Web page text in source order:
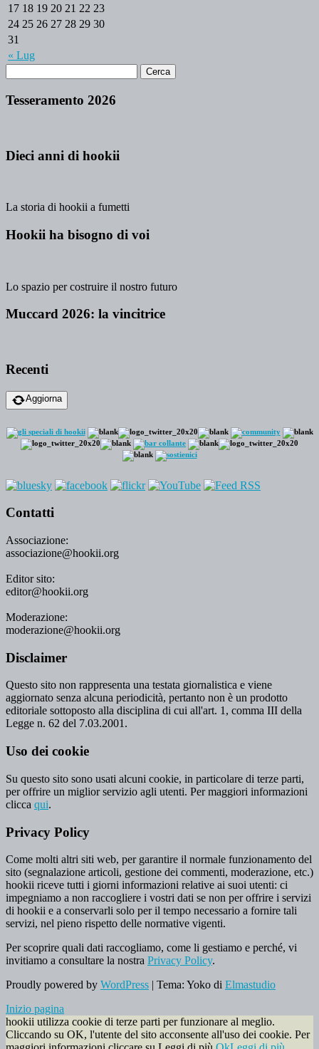
« Lug
17 18 19 20 21 22 23
24 25 26 27 28 29 30
31
Tesseramento 2026
Dieci anni di hookii
La storia di hookii a fumetti
Hookii ha bisogno di voi
Lo spazio per costruire il nostro futuro
Muccard 2026: la vincitrice
Recenti
Aggiorna
Contatti
Associazione:
associazione@hookii.org
Editor sito:
editor@hookii.org
Moderazione:
moderazione@hookii.org
Disclaimer
Questo sito non rappresenta una testata giornalistica e viene
aggiornato senza alcuna periodicità, pertanto non è un prodotto
editoriale sottoposto alla disciplina di cui all'art. 1, comma III della
Legge n. 62 del 7.03.2001.
Uso dei cookie
Su questo sito sono usati alcuni cookie, in particolare di terze parti,
per offrire un miglior servizio agli utenti. Per maggiori informazioni
clicca qui.
Privacy Policy
Come molti altri siti web, per garantire il normale funzionamento del
sito (segnalazione articoli, gestione dei commenti, moderazione, etc.)
hookii riceve tutti i giorni informazioni relative ai suoi utenti: ci
impegniamo a non raccogliere i vostri dati se non per offrire i servizi
di hookii e a conservarli solo per il tempo necessario a fornire tali
servizi, nel pieno rispetto delle normative vigenti.
Per scoprire quali dati raccogliamo, come li gestiamo e perché, vi
invitiamo a consultare la nostra Privacy Policy.
Proudly powered by WordPress | Tema: Yoko di Elmastudio
Inizio pagina
hookii utilizza cookie di terze parti per funzionare al meglio.
Cliccando su OK, l'utente del sito acconsente all'uso dei cookie. Per